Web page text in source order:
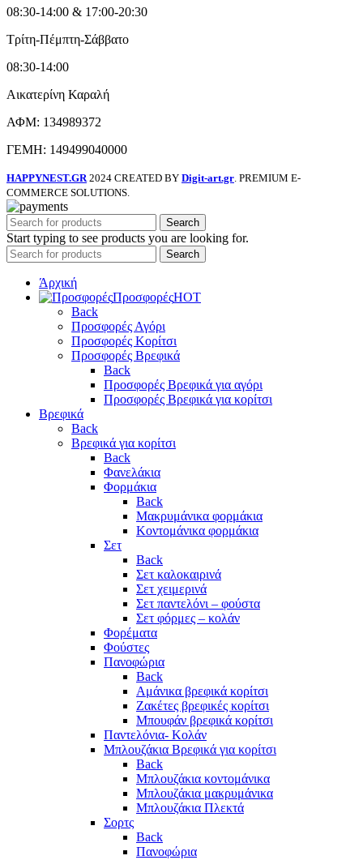
08:30-14:00 & 17:00-20:30
Τρίτη-Πέμπτη-Σάββατο
08:30-14:00
Αικατερίνη Καραλή
ΑΦΜ: 134989372
ΓΕΜΗ: 149499040000
HAPPYNEST.GR 2024 CREATED BY Digit-art.gr . PREMIUM E-
COMMERCE SOLUTIONS.
Search
Start typing to see products you are looking for.
Search
Άρχική
ΠροσφορέςHOT
Back
Προσφορές Αγόρι
Προσφορές Κορίτσι
Προσφορές Βρεφικά
Back
Προσφορές Βρεφικά για αγόρι
Προσφορές Βρεφικά για κορίτσι
Βρεφικά
Back
Βρεφικά για κορίτσι
Back
Φανελάκια
Φορμάκια
Back
Μακρυμάνικα φορμάκια
Κοντομάνικα φορμάκια
Σετ
Back
Σετ καλοκαιρινά
Σετ χειμερινά
Σετ παντελόνι – φούστα
Σετ φόρμες – κολάν
Φορέματα
Φούστες
Πανοφώρια
Back
Αμάνικα βρεφικά κορίτσι
Ζακέτες βρεφικές κορίτσι
Μπουφάν βρεφικά κορίτσι
Παντελόνια- Κολάν
Μπλουζάκια Βρεφικά για κορίτσι
Back
Μπλουζάκια κοντομάνικα
Μπλουζάκια μακρυμάνικα
Μπλουζάκια Πλεκτά
Σορτς
Back
Πανοφώρια